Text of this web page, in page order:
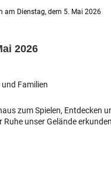
am Dienstag, dem 5. Mai 2026
2026
Familien
zum Spielen, Entdecken
unser Gelände